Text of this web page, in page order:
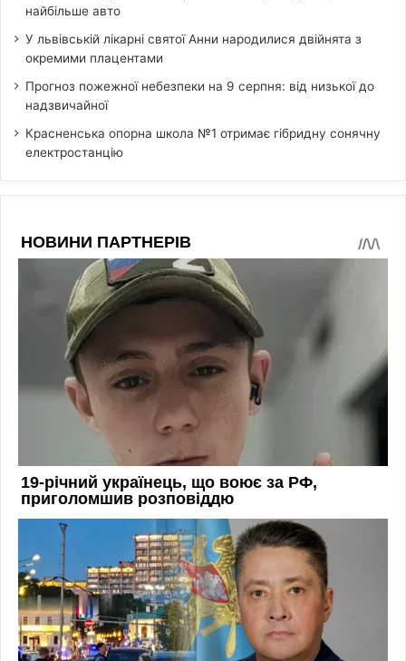
найбільше авто
У львівській лікарні святої Анни народилися двійнята з
окремими плацентами
Прогноз пожежної небезпеки на 9 серпня: від низької до
надзвичайної
Красненська опорна школа №1 отримає гібридну сонячну
електростанцію